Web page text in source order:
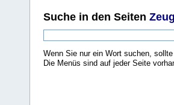
Suche in den Seiten
Wenn Sie nur ein Wort suchen,
Die Menüs sind auf jeder Seite